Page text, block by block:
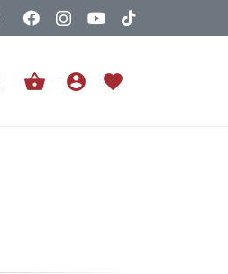
shopping_basket account_circle favorite